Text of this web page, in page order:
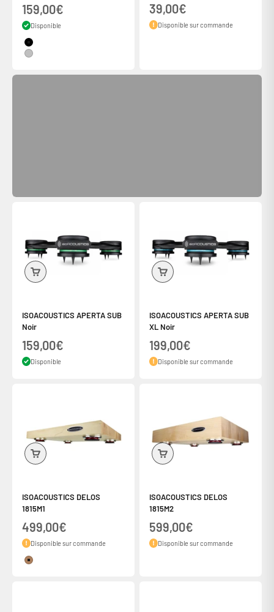
Prix de vente
159,00€
Disponible
Couleur
Black
Silver
Frais de ports offerts dès 60€ d'achats
Prix de vente
39,00€
Disponible sur commande
ISOACOUSTICS APERTA SUB
Noir
Prix de vente
159,00€
Disponible
ISOACOUSTICS APERTA SUB
XL Noir
Prix de vente
199,00€
Disponible sur commande
ISOACOUSTICS DELOS
1815M1
Prix de vente
499,00€
Disponible sur commande
Couleur
Erable
ISOACOUSTICS DELOS
1815M2
Prix de vente
599,00€
Disponible sur commande